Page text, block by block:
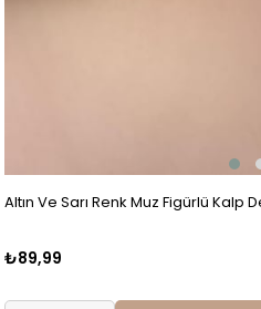
Altın Ve Sarı Renk Muz Figürlü Kalp
₺89,99